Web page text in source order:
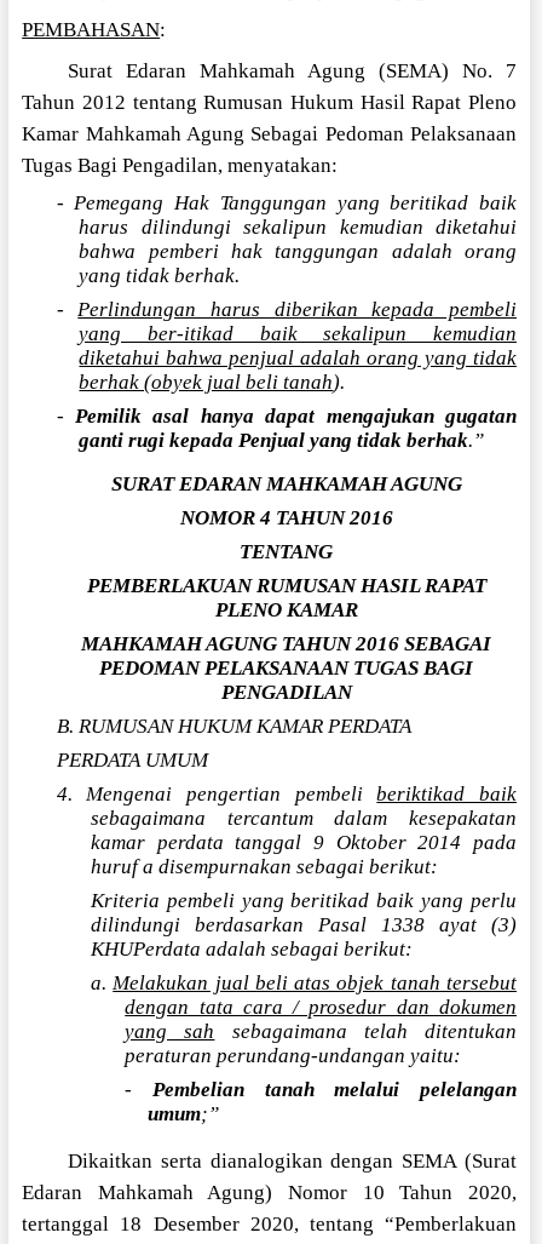
PEMBAHASAN:
Surat Edaran Mahkamah Agung (SEMA) No. 7
Tahun 2012 tentang Rumusan Hukum Hasil Rapat Pleno
Kamar Mahkamah Agung Sebagai Pedoman Pelaksanaan
Tugas Bagi Pengadilan, menyatakan:
- Pemegang Hak Tanggungan yang beritikad baik
harus dilindungi sekalipun kemudian diketahui
bahwa pemberi hak tanggungan adalah orang
yang tidak berhak.
-Perlindungan harus diberikan kepada pembeli
yang ber-itikad baik sekalipun kemudian
diketahui bahwa penjual adalah orang yang tidak
berhak (obyek jual beli tanah).
- Pemilik asal hanya dapat mengajukan gugatan
ganti rugi kepada Penjual yang tidak berhak.”
SURAT EDARAN MAHKAMAH AGUNG
NOMOR 4 TAHUN 2016
TENTANG
PEMBERLAKUAN RUMUSAN HASIL RAPAT
PLENO KAMAR
MAHKAMAH AGUNG TAHUN 2016 SEBAGAI
PEDOMAN PELAKSANAAN TUGAS BAGI
PENGADILAN
B. RUMUSAN HUKUM KAMAR PERDATA
PERDATA UMUM
4. Mengenai pengertian pembeliberiktikad baik
sebagaimana tercantum dalam kesepakatan
kamar perdata tanggal 9 Oktober 2014 pada
huruf a disempurnakan sebagai berikut:
Kriteria pembeli yang beritikad baik yang perlu
dilindungi berdasarkan Pasal 1338 ayat (3)
KHUPerdata adalah sebagai berikut:
a.Melakukan jual beli atas objek tanah tersebut
dengan tata cara / prosedur dan dokumen
yang sah sebagaimana telah ditentukan
peraturan perundang-undangan yaitu:
- Pembelian tanah melalui pelelangan
umum;”
Dikaitkan serta dianalogikan dengan SEMA (Surat
Edaran Mahkamah Agung) Nomor 10 Tahun 2020,
tertanggal 18 Desember 2020, tentang “Pemberlakuan